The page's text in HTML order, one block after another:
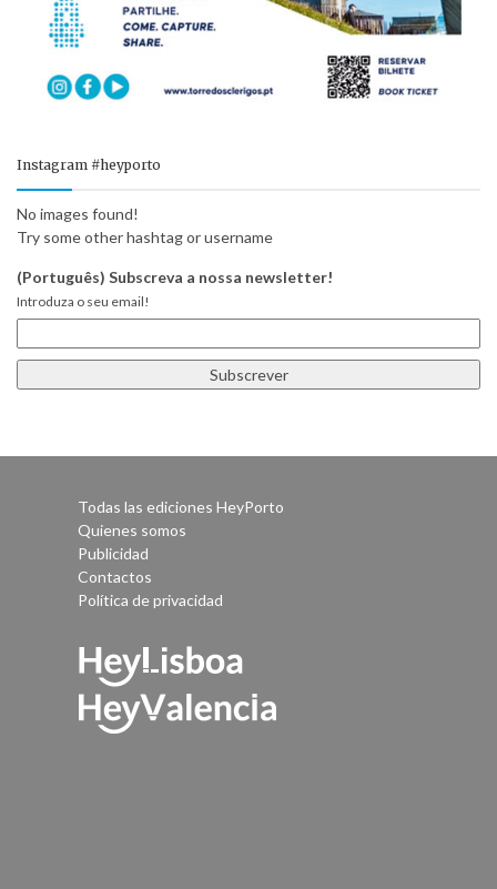
Instagram #heyporto
No images found!
Try some other hashtag or username
(Português) Subscreva a nossa newsletter!
Introduza o seu email!
Todas las ediciones HeyPorto
Quienes somos
Publicidad
Contactos
Política de privacidad